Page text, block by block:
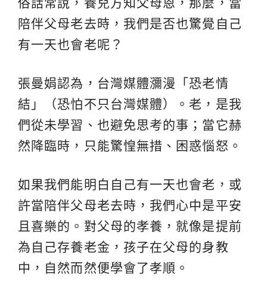
俗話常說，養兒方知父母恩，那麼，當
陪伴父母老去時，我們是否也驚覺自己
有一天也會老呢？
張曼娟認為，台灣媒體瀰漫「恐老情
結」（恐怕不只台灣媒體）。老，是我
們從未學習、也避免思考的事；當它赫
然降臨時，只能驚惶無措、困惑惱怒。
如果我們能明白自己有一天也會老，或
許當陪伴父母老去時，我們心中是平安
且喜樂的。對父母的孝養，就像是提前
為自己存養老金，孩子在父母的身教
中，自然而然便學會了孝順。